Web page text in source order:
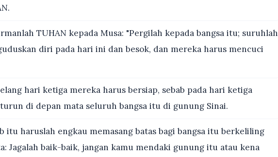
TUHAN kepada Musa: "Pergilah kepada bangsa itu; suruhlah
diri pada hari ini dan besok, dan mereka harus mencuci
hari ketiga mereka harus bersiap, sebab pada hari ketiga
di depan mata seluruh bangsa itu di gunung Sinai.
itu haruslah engkau memasang batas bagi bangsa itu berkeliling
Jagalah baik-baik, jangan kamu mendaki gunung itu atau kena